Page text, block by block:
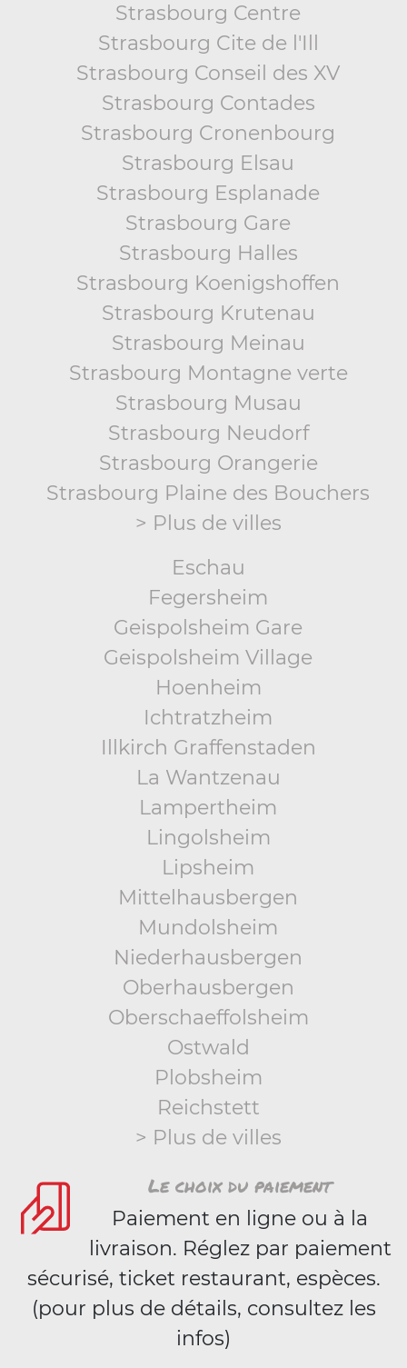
Strasbourg Centre
Strasbourg Cite de l'Ill
Strasbourg Conseil des XV
Strasbourg Contades
Strasbourg Cronenbourg
Strasbourg Elsau
Strasbourg Esplanade
Strasbourg Gare
Strasbourg Halles
Strasbourg Koenigshoffen
Strasbourg Krutenau
Strasbourg Meinau
Strasbourg Montagne verte
Strasbourg Musau
Strasbourg Neudorf
Strasbourg Orangerie
Strasbourg Plaine des Bouchers
> Plus de villes
Eschau
Fegersheim
Geispolsheim Gare
Geispolsheim Village
Hoenheim
Ichtratzheim
Illkirch Graffenstaden
La Wantzenau
Lampertheim
Lingolsheim
Lipsheim
Mittelhausbergen
Mundolsheim
Niederhausbergen
Oberhausbergen
Oberschaeffolsheim
Ostwald
Plobsheim
Reichstett
> Plus de villes
Le choix du paiement
Paiement en ligne ou à la
livraison. Réglez par paiement
sécurisé, ticket restaurant, espèces.
(pour plus de détails, consultez les
infos)